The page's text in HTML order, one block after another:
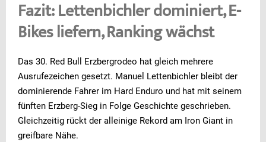
Fazit: Lettenbichler dominiert, E-
Bikes liefern, Ranking wächst
Das 30. Red Bull Erzbergrodeo hat gleich mehrere
Ausrufezeichen gesetzt. Manuel Lettenbichler bleibt der
dominierende Fahrer im Hard Enduro und hat mit seinem
fünften Erzberg-Sieg in Folge Geschichte geschrieben.
Gleichzeitig rückt der alleinige Rekord am Iron Giant in
greifbare Nähe.